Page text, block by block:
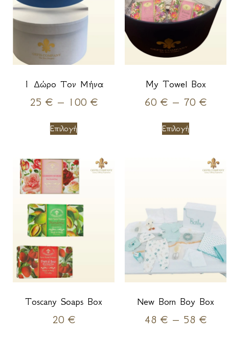
1 Δώρο Τον Μήνα
25 € – 100 €
Επιλογή
My Towel Box
60 € – 70 €
Επιλογή
Toscany Soaps Box
20 €
Νew Born Boy Box
48 € – 58 €